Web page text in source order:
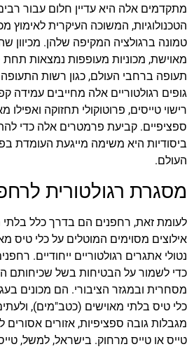
מתקדמים אלה היא עדיין חלום עבור
הטכנולוגיות, המשוכה העיקרית לאימוץ
טמונה ברגולציה המקיפה שלהן. מכיוון
מאוישת, מכוניות מעופפות נמצאות תחת
תעופה ברחבי העולם, כגון רשות
גופים רגולטוריים אלה מחייבים עמידה
רישוי טייסים, פרוטוקולי תחזוקה ואפילו
ספציפיים. קביעת פרמטרים אלה כדי
ביסודיות היא משימה מייגעת העומדת
העולם.
מסגרת רגולטורית
לעומת זאת, רחפנים הם בדרך כלל
אילוצים מסוימים המוטלים על כלי טיס
נטולי אתגרים רגולטוריים ייחודיים.
כדי לשמור על הבטיחות בשל שכיחותם
מסחרית ובמגזר הציבורי. הם מכונים
כלי טיס בלתי מאוישים (כטב"מים),
מגבלות גובה ספציפיות, אזורים
טייס או טייס מרחוק. בישראל, למשל,